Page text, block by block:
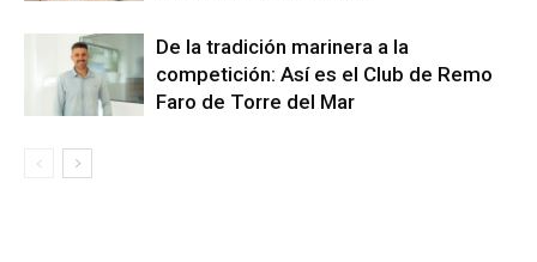
De la tradición marinera a la
competición: Así es el Club de Remo
Faro de Torre del Mar